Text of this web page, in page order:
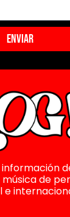
Enviar
de
e